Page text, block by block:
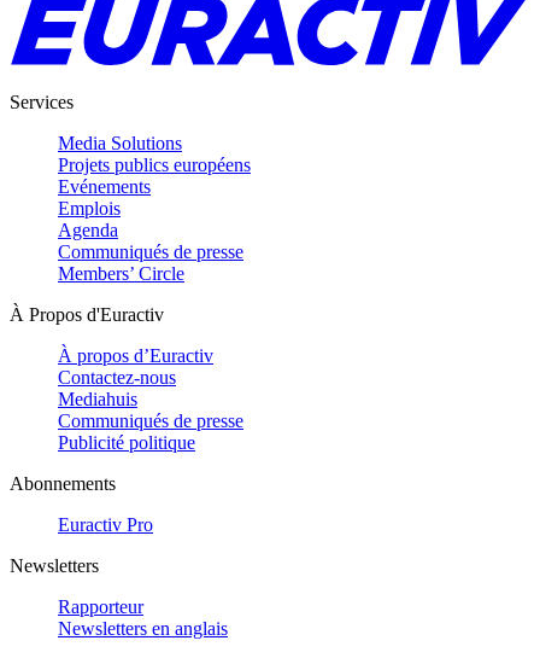
Services
Media Solutions
Projets publics européens
Evénements
Emplois
Agenda
Communiqués de presse
Members’ Circle
À Propos d'Euractiv
À propos d’Euractiv
Contactez-nous
Mediahuis
Communiqués de presse
Publicité politique
Abonnements
Euractiv Pro
Newsletters
Rapporteur
Newsletters en anglais